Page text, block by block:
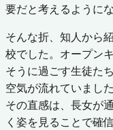
要だと考えるようにな
そんな折、知人から
校でした。オープン
そうに過ごす生徒た
空気が流れていまし
その直感は、長女が
く姿を見ることで確